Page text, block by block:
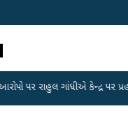
ગાંધીએ કેન્દ્ર પર પ્રહાર કર્યા